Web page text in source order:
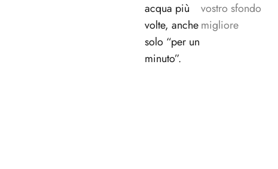
acqua più
volte, anche
solo “per un
minuto”.
vostro sfondo
migliore